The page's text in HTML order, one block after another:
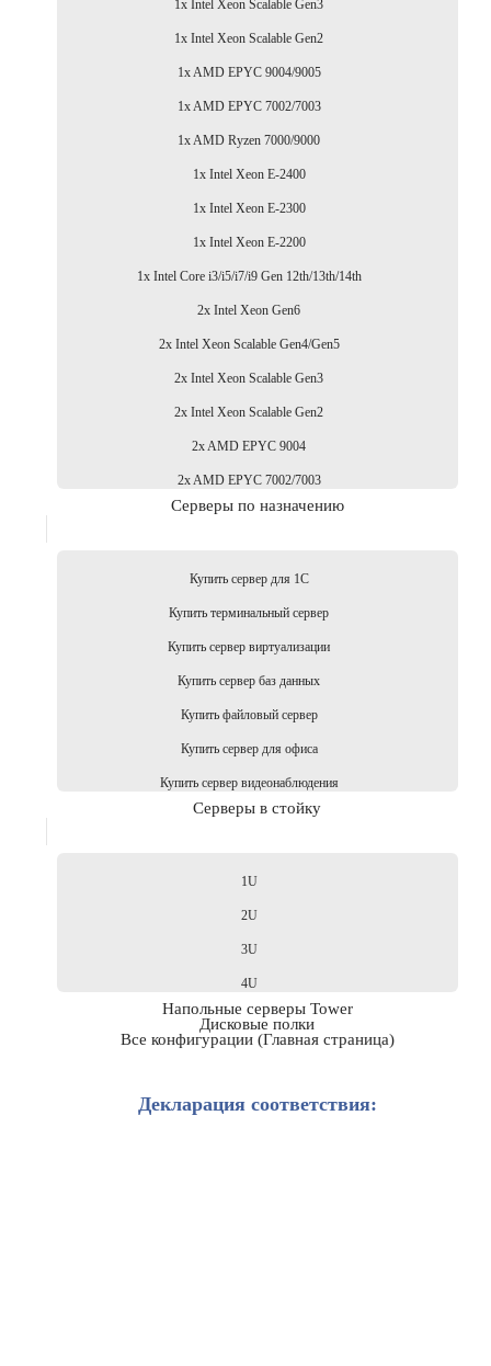
1x Intel Xeon Scalable Gen3
1x Intel Xeon Scalable Gen2
1x AMD EPYC 9004/9005
1x AMD EPYC 7002/7003
1x AMD Ryzen 7000/9000
1x Intel Xeon E-2400
1x Intel Xeon E-2300
1x Intel Xeon E-2200
1x Intel Core i3/i5/i7/i9 Gen 12th/13th/14th
2x Intel Xeon Gen6
2x Intel Xeon Scalable Gen4/Gen5
2x Intel Xeon Scalable Gen3
2x Intel Xeon Scalable Gen2
2x AMD EPYC 9004
2x AMD EPYC 7002/7003
Серверы по назначению
Купить сервер для 1С
Купить терминальный сервер
Купить сервер виртуализации
Купить сервер баз данных
Купить файловый сервер
Купить сервер для офиса
Купить сервер видеонаблюдения
Серверы в стойку
1U
2U
3U
4U
Напольные серверы Tower
Дисковые полки
Все конфигурации (Главная страница)
Декларация соответствия: